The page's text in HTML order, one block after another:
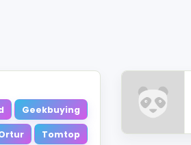
Geekbuying
Tomtop